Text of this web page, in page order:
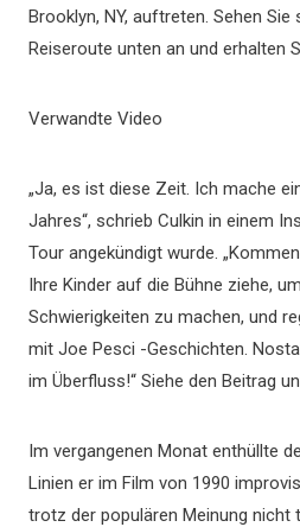
Brooklyn, NY, auftreten. Sehen
Reiseroute unten an und erhalten
Verwandte Video
„Ja, es ist diese Zeit. Ich mache
Jahres“, schrieb Culkin in einem
Tour angekündigt wurde.
Ihre Kinder auf die Bühne ziehe,
Schwierigkeiten zu machen, und
mit Joe Pesci -Geschichten.
im Überfluss!“ Siehe den Beitrag
Im vergangenen Monat enthüllte
Linien er im Film von 1990
trotz der populären Meinung nicht